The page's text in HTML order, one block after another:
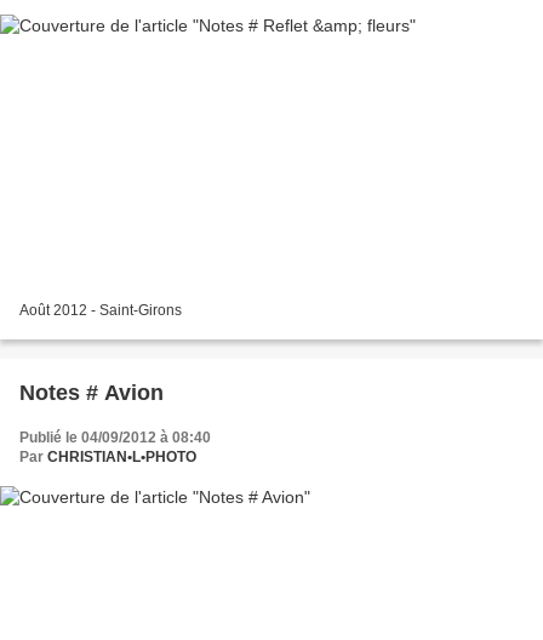
Août 2012 - Saint-Girons
Notes # Avion
Publié le 04/09/2012 à 08:40
Par CHRISTIAN•L•PHOTO